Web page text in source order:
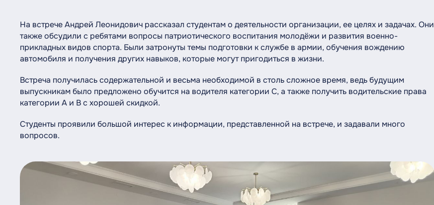
На встрече Андрей Леонидович рассказал студентам о деятельности организации, ее целях и задачах. Они
также обсудили с ребятами вопросы патриотического воспитания молодёжи и развития военно-
прикладных видов спорта. Были затронуты темы подготовки к службе в армии, обучения вождению
автомобиля и получения других навыков, которые могут пригодиться в жизни.
Встреча получилась содержательной и весьма необходимой в столь сложное время, ведь будущим
выпускникам было предложено обучится на водителя категории С, а также получить водительские права
категории А и В с хорошей скидкой.
Студенты проявили большой интерес к информации, представленной на встрече, и задавали много
вопросов.